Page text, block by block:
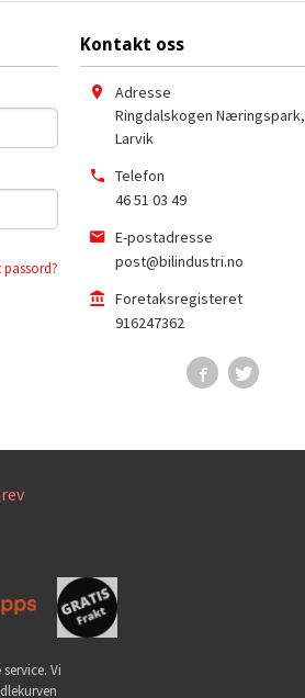
passord?
Kontakt oss
Adresse
Ringdalskogen Næringspark,
Larvik
Telefon
46 51 03 49
E-postadresse
post@bilindustri.no
Foretaksregisteret
916247362
Vi